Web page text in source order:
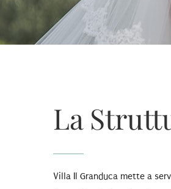
La
Villa Il Granduca mette a